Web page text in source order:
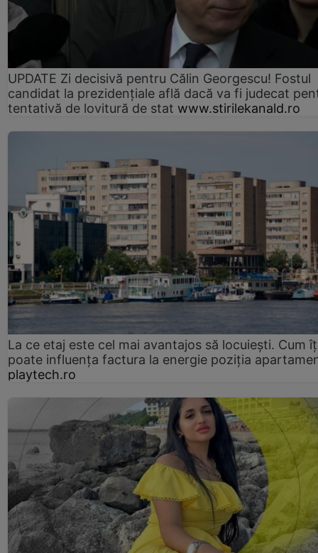
UPDATE Zi decisivă pentru Călin Georgescu! Fostul
candidat la prezidențiale află dacă va fi judecat
tentativă de lovitură de stat www.stirilekanald.ro
La ce etaj este cel mai avantajos să locuiești. Cum
poate influența factura la energie poziția
playtech.ro